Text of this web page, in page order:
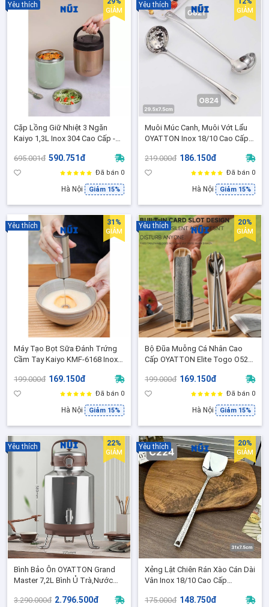
Cặp Lồng Giữ Nhiệt 3 Ngăn
Kaiyo 1,3L Inox 304 Cao Cấp -
Thìa Inox
695.001đ 590.751đ
Đã bán 0
Hà Nội Giảm 15%
Yêu thích
GIẢM
Muôi Múc Canh, Muôi Vớt Lẩu
OYATTON Inox 18/10 Cao Cấp
219.000đ 186.150đ
Đã bán 0
Hà Nội Giảm 15%
Yêu thích
GIẢM
Máy Tạo Bọt Sữa Đánh Trứng
Cầm Tay Kaiyo KMF-6168 Inox
Cappuccino Mini
199.000đ 169.150đ
Đã bán 0
Hà Nội Giảm 15%
Yêu thích 31%
GIẢM
Bộ Đũa Muỗng Cá Nhân Cao
Cấp OYATTON Elite Togo O529
Mang Theo Mọi Nơi
199.000đ 169.150đ
Đã bán 0
Hà Nội Giảm 15%
Yêu thích 20%
GIẢM
Bình Bảo Ôn OYATTON Grand
Master 7,2L Bình Ủ Trà,Nước
Vòi Rót Tiện Lợi - O409
3.290.000đ 2.796.500đ
Yêu thích 22%
GIẢM
Xẻng Lật Chiên Rán Xào Cán Dài
Vân Inox 18/10 Cao Cấp
vân - C224)
175.000đ 148.750đ
Yêu thích 20%
GIẢM